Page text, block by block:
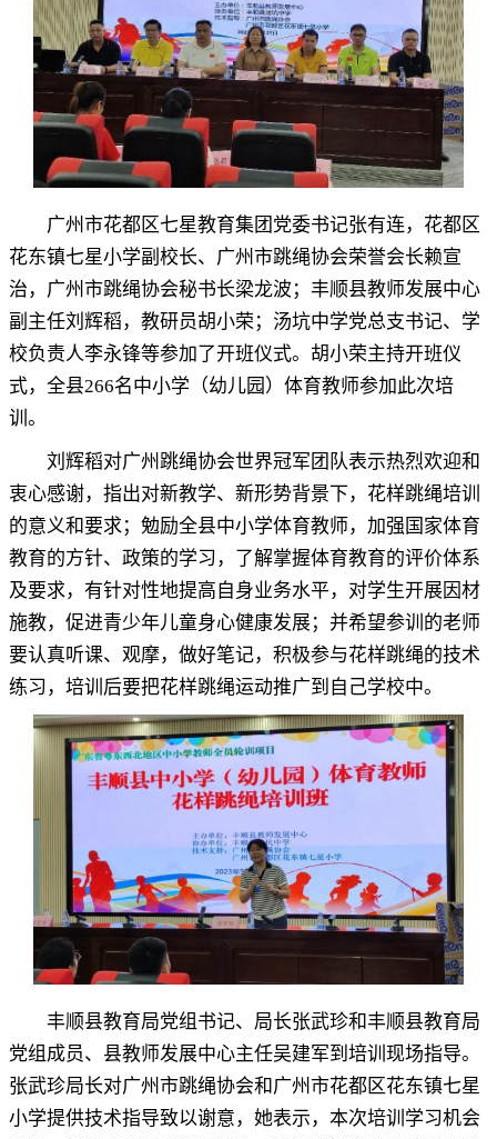
广州市花都区七星教育集团党委书记张有连， 花都区
花东镇七星小学副校长、广州市跳绳协会荣誉会长赖宣
治，广州市跳绳协会秘书长梁龙波 ； 丰顺县教师发展中心
副主任刘辉稻，教研员胡小荣 ； 汤坑中学党总支书记、学
校负责人李永锋等参加了开班仪式。胡小荣主持开班仪
式， 全县266名中小学（幼儿园）体育教师参加此次培
训 。
刘辉稻对广州跳绳协会世界冠军团队表示热烈欢迎和
衷心感谢， 指出对新教学、新形势背景下，花样跳绳培训
的意义和要求； 勉励全县中小学体育教师，加强国家体育
教育的方针、政策的学习 ， 了解掌握体育教育的评价体系
及要求，有针对性地提高自身业务水平， 对学生开展因材
施教，促进青少年儿童身心健康发展； 并希望参训的老师
要认真听课、观摩，做好笔记， 积极参与花样跳绳的技术
练习，培训后要把花样跳绳运动推广到自己学校中。
丰顺县教育局党组书记、局长张武珍和丰顺县教育局
党组成员、县教师发展中心主任吴建军到培训现场指导。
张武珍局长对广州市跳绳协会和广州市花都区花东镇七星
小学提供技术指导致以谢意，她表示 ， 本次培训学习机会